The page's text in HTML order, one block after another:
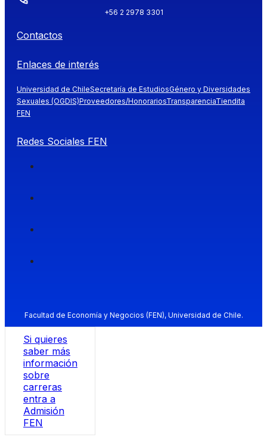
+56 2 2978 3301
Contactos
Enlaces de interés
Universidad de ChileSecretaría de EstudiosGénero y Diversidades
Sexuales (OGDIS)Proveedores/HonorariosTransparenciaTiendita
FEN
Redes Sociales FEN
Facultad de Economía y Negocios (FEN), Universidad de Chile.
Si quieres
saber más
información
sobre
carreras
entra a
Admisión
FEN